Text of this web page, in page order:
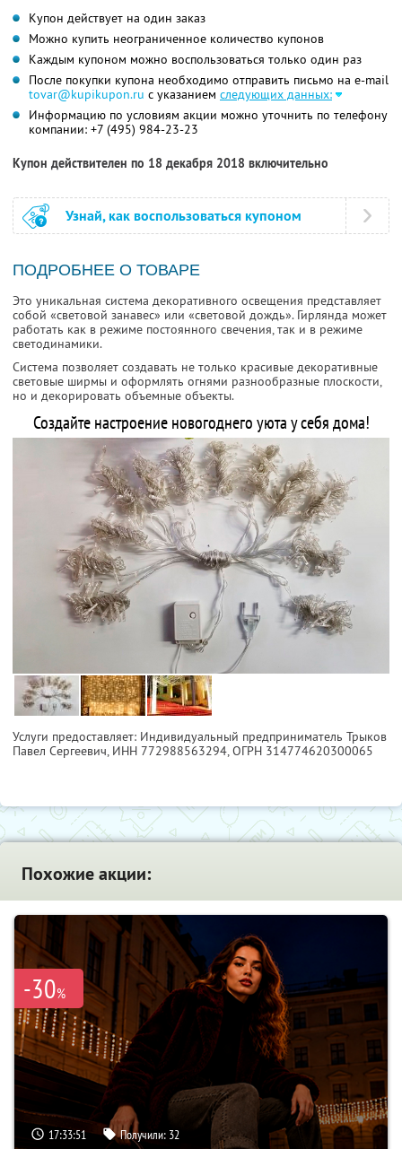
Купон действует на один заказ
Можно купить неограниченное количество купонов
Каждым купоном можно воспользоваться только один раз
После покупки купона необходимо отправить письмо на e-mail
tovar@kupikupon.ru с указанием следующих данных:
Информацию по условиям акции можно уточнить по телефону
компании: +7 (495) 984-23-23
Купон действителен по 18 декабря 2018 включительно
Узнай, как воспользоваться купоном
ПОДРОБНЕЕ О ТОВАРЕ
Это уникальная система декоративного освещения представляет
собой «световой занавес» или «световой дождь». Гирлянда может
работать как в режиме постоянного свечения, так и в режиме
светодинамики.
Система позволяет создавать не только красивые декоративные
световые ширмы и оформлять огнями разнообразные плоскости,
но и декорировать объемные объекты.
Создайте настроение новогоднего уюта у себя дома!
Услуги предоставляет: Индивидуальный предприниматель Трыков
Павел Сергеевич, ИНН 772988563294, ОГРН 314774620300065
Похожие акции:
-30%
17:33:50 Получили: 32